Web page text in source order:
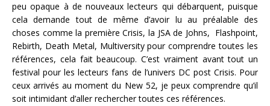
peu opaque à de nouveaux lecteurs qui débarquent, puisque
cela demande tout de même d’avoir lu au préalable des
choses comme la première Crisis, la JSA de Johns, Flashpoint,
Rebirth, Death Metal, Multiversity pour comprendre toutes les
références, cela fait beaucoup. C’est vraiment avant tout un
festival pour les lecteurs fans de l’univers DC post Crisis. Pour
ceux arrivés au moment du New 52, je peux comprendre qu’il
soit intimidant d’aller rechercher toutes ces références.